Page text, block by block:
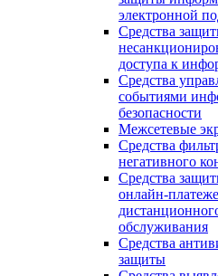
электронной
Средства
доступа к
Средства
событиями
безопасности
Межсетевые
Средства
негативного
Средства
онлайн-
обслуживания
Средства
защиты